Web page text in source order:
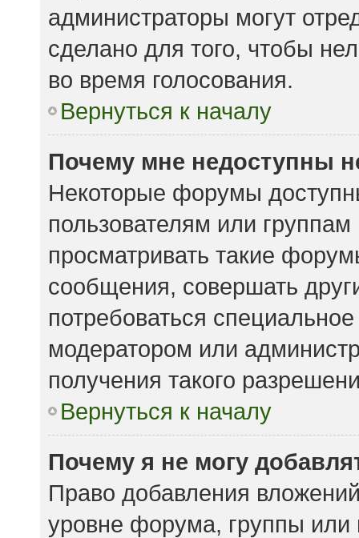
администраторы могут
сделано для того, чтобы
во время голосования.
Вернуться к началу
Почему мне недоступны
Некоторые форумы
пользователям или
просматривать такие
сообщения, совершать
потребоваться
модератором или
получения такого
Вернуться к началу
Почему я не могу
Право добавления
уровне форума, группы или